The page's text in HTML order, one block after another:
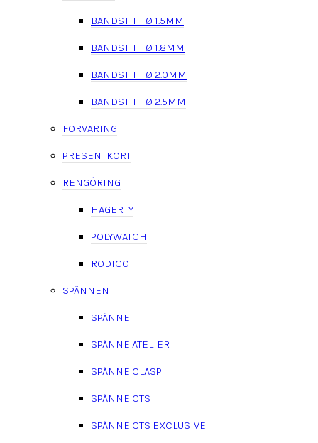
BANDSTIFT Ø 1.5MM
BANDSTIFT Ø 1.8MM
BANDSTIFT Ø 2.0MM
BANDSTIFT Ø 2.5MM
FÖRVARING
PRESENTKORT
RENGÖRING
HAGERTY
POLYWATCH
RODICO
SPÄNNEN
SPÄNNE
SPÄNNE ATELIER
SPÄNNE CLASP
SPÄNNE CTS
SPÄNNE CTS EXCLUSIVE